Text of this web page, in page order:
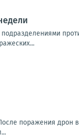
поражения дрон